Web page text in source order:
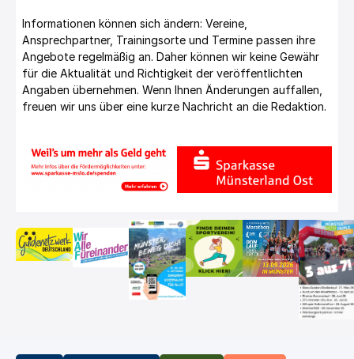
Informationen können sich ändern: Vereine,
Ansprechpartner, Trainingsorte und Termine passen ihre
Angebote regelmäßig an. Daher können wir keine Gewähr
für die Aktualität und Richtigkeit der veröffentlichten
Angaben übernehmen. Wenn Ihnen Änderungen auffallen,
freuen wir uns über eine kurze Nachricht an die Redaktion.